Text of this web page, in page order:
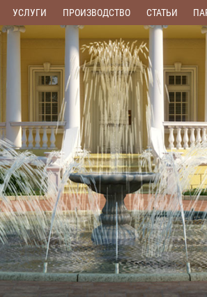
УСЛУГИ ПРОИЗВОДСТВО СТАТЬИ